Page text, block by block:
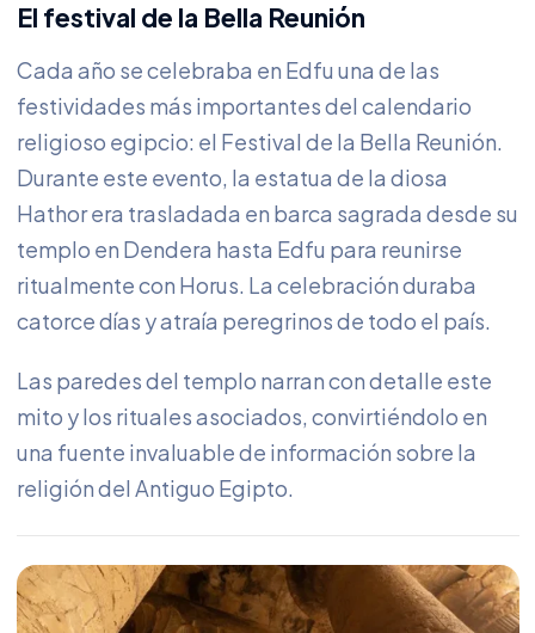
El festival de la Bella Reunión
Cada año se celebraba en Edfu una de las
festividades más importantes del calendario
religioso egipcio: el Festival de la Bella Reunión.
Durante este evento, la estatua de la diosa
Hathor era trasladada en barca sagrada desde su
templo en Dendera hasta Edfu para reunirse
ritualmente con Horus. La celebración duraba
catorce días y atraía peregrinos de todo el país.
Las paredes del templo narran con detalle este
mito y los rituales asociados, convirtiéndolo en
una fuente invaluable de información sobre la
religión del Antiguo Egipto.